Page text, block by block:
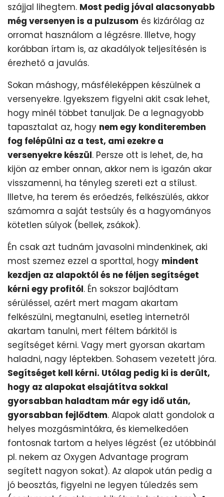
szájjal lihegtem. Most pedig jóval alacsonyabb
még versenyen is a pulzusom és kizárólag az
orromat használom a légzésre. Illetve, hogy
korábban írtam is, az akadályok teljesítésén is
érezhető a javulás.
Sokan máshogy, másféleképpen készülnek a
versenyekre. Igyekszem figyelni akit csak lehet,
hogy minél többet tanuljak. De a legnagyobb
tapasztalat az, hogy nem egy konditeremben
fog felépülni az a test, ami ezekre a
versenyekre készül. Persze ott is lehet, de, ha
kijön az ember onnan, akkor nem is igazán akar
visszamenni, ha tényleg szereti ezt a stílust.
Illetve, ha terem és erőedzés, felkészülés, akkor
számomra a saját testsúly és a hagyományos
kötetlen súlyok (bellek, zsákok).
Én csak azt tudnám javasolni mindenkinek, aki
most szemez ezzel a sporttal, hogy mindent
kezdjen az alapoktól és ne féljen segítséget
kérni egy profitól. Én sokszor bajlódtam
sérüléssel, azért mert magam akartam
felkészülni, megtanulni, esetleg internetről
akartam tanulni, mert féltem bárkitől is
segítséget kérni. Vagy mert gyorsan akartam
haladni, nagy léptekben. Sohasem vezetett jóra.
Segítséget kell kérni. Utólag pedig ki is derült,
hogy az alapokat elsajátítva sokkal
gyorsabban haladtam már egy idő után,
gyorsabban fejlődtem. Alapok alatt gondolok a
helyes mozgásmintákra, és kiemelkedően
fontosnak tartom a helyes légzést (ez utóbbinál
pl. nekem az Oxygen Advantage program
segített nagyon sokat). Az alapok után pedig a
jó beosztás, figyelni ne legyen túledzés sem